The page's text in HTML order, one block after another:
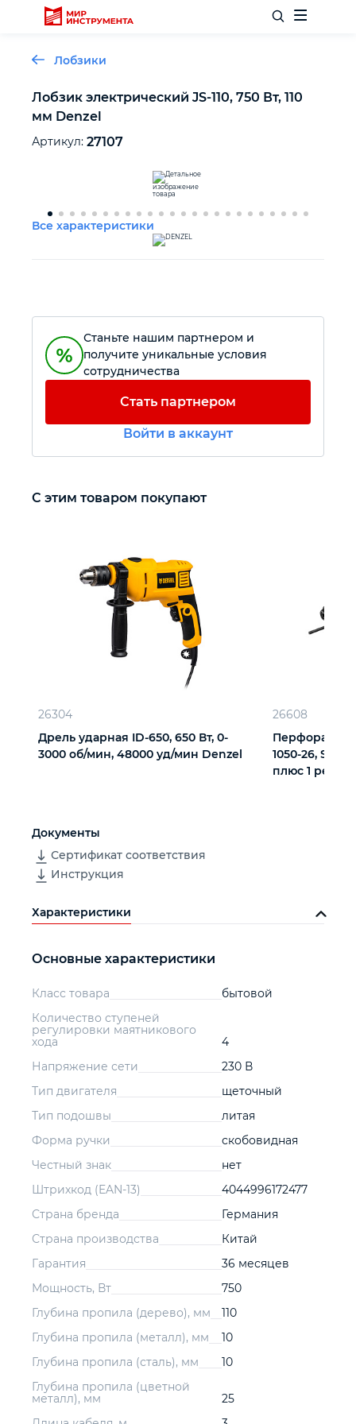
Отделочный инструмент
Столярный инструмент
Силовое оборудование
Крепежный инструмент
Лобзики
Лобзик электрический JS-110, 750 Вт, 110
мм Denzel
Артикул: 27107
Все характеристики
Станьте нашим партнером и
получите уникальные условия
сотрудничества
Стать партнером
Войти в аккаунт
С этим товаром покупают
26304
Дрель ударная ID-650, 650 Вт, 0-
3000 об/мин, 48000 уд/мин Denzel
26608
Перфоратор
1050-26, SDS-
плюс 1
Документы
Сертификат соответствия
Инструкция
Характеристики
Основные характеристики
Класс товара
бытовой
Количество ступеней
регулировки маятникового
хода
4
Напряжение сети
230 В
Тип двигателя
щеточный
Тип подошвы
литая
Форма ручки
скобовидная
Честный знак
нет
Штрихкод (EAN-13)
4044996172477
Страна бренда
Германия
Страна производства
Китай
Гарантия
36 месяцев
Мощность, Вт
750
Глубина пропила (дерево), мм
110
Глубина пропила (металл), мм
10
Глубина пропила (сталь), мм
10
Глубина пропила (цветной
металл), мм
25